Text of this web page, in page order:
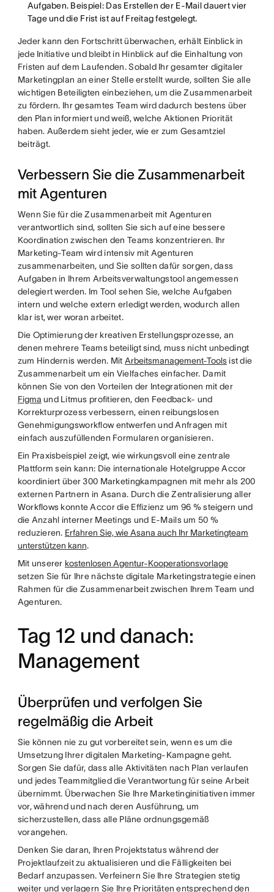
Aufgaben. Beispiel: Das Erstellen der E-Mail dauert vier
Tage und die Frist ist auf Freitag festgelegt.
Jeder kann den Fortschritt überwachen, erhält Einblick in
jede Initiative und bleibt in Hinblick auf die Einhaltung von
Fristen auf dem Laufenden. Sobald Ihr gesamter digitaler
Marketingplan an einer Stelle erstellt wurde, sollten Sie alle
wichtigen Beteiligten einbeziehen, um die Zusammenarbeit
zu fördern. Ihr gesamtes Team wird dadurch bestens über
den Plan informiert und weiß, welche Aktionen Priorität
haben. Außerdem sieht jeder, wie er zum Gesamtziel
beiträgt.
Verbessern Sie die Zusammenarbeit
mit Agenturen
Wenn Sie für die Zusammenarbeit mit Agenturen
verantwortlich sind, sollten Sie sich auf eine bessere
Koordination zwischen den Teams konzentrieren. Ihr
Marketing-Team wird intensiv mit Agenturen
zusammenarbeiten, und Sie sollten dafür sorgen, dass
Aufgaben in Ihrem Arbeitsverwaltungstool angemessen
delegiert werden. Im Tool sehen Sie, welche Aufgaben
intern und welche extern erledigt werden, wodurch allen
klar ist, wer woran arbeitet.
Die Optimierung der kreativen Erstellungsprozesse, an
denen mehrere Teams beteiligt sind, muss nicht unbedingt
zum Hindernis werden. Mit Arbeitsmanagement-Toolsist die
Zusammenarbeit um ein Vielfaches einfacher. Damit
können Sie von den Vorteilen der Integrationen mit der
Figma und Litmus profitieren, den Feedback- und
Korrekturprozess verbessern, einen reibungslosen
Genehmigungsworkflow entwerfen und Anfragen mit
einfach auszufüllenden Formularen organisieren.
Ein Praxisbeispiel zeigt, wie wirkungsvoll eine zentrale
Plattform sein kann: Die internationale Hotelgruppe Accor
koordiniert über 300 Marketingkampagnen mit mehr als 200
externen Partnern in Asana. Durch die Zentralisierung aller
Workflows konnte Accor die Effizienz um 96 % steigern und
die Anzahl interner Meetings und E-Mails um 50 %
reduzieren. Erfahren Sie, wie Asana auch Ihr Marketingteam
unterstützen kann.
Mit unserer kostenlosen Agentur-Kooperationsvorlage
setzen Sie für Ihre nächste digitale Marketingstrategie einen
Rahmen für die Zusammenarbeit zwischen Ihrem Team und
Agenturen.
Tag 12 und danach:
Management
Überprüfen und verfolgen Sie
regelmäßig die Arbeit
Sie können nie zu gut vorbereitet sein, wenn es um die
Umsetzung Ihrer digitalen Marketing-Kampagne geht.
Sorgen Sie dafür, dass alle Aktivitäten nach Plan verlaufen
und jedes Teammitglied die Verantwortung für seine Arbeit
übernimmt. Überwachen Sie Ihre Marketinginitiativen immer
vor, während und nach deren Ausführung, um
sicherzustellen, dass alle Pläne ordnungsgemäß
vorangehen.
Denken Sie daran, Ihren Projektstatus während der
Projektlaufzeit zu aktualisieren und die Fälligkeiten bei
Bedarf anzupassen. Verfeinern Sie Ihre Strategien stetig
weiter und verlagern Sie Ihre Prioritäten entsprechend den